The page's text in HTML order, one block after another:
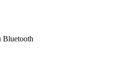
Bluetooth